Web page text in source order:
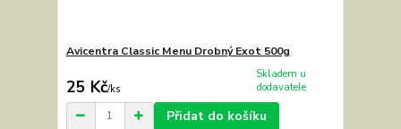
Avicentra Classic Menu Drobný Exot 500g
25 Kč/ks
Skladem u
dodavatele
Přidat do košíku